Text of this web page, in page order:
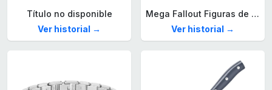
Título no disponible
Ver historial →
Mega Fallout Figuras de acción y Juguetes de construcción, Parada de Camiones Red Rocket con 824 Piezas, 2 Personajes articulados y Accesorios, para coleccionistas, HXT00
Ver historial →